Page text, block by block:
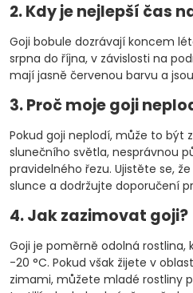
2. Kdy je nejlepší čas
Goji bobule dozrávají koncem
srpna do října, v závislosti na
mají jasně červenou barvu a
3. Proč moje goji
Pokud goji neplodí, může to být
slunečního světla, nesprávnou
pravidelného řezu. Ujistěte se,
slunce a dodržujte doporučení
4. Jak zazimovat goji?
Goji je poměrně odolná rostlina,
-20 °C. Pokud však žijete v
zimami, můžete mladé rostliny